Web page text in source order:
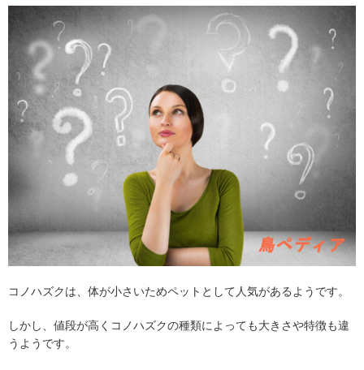
コノハズクは、体が小さいためペットとして人気があるようです。
しかし、値段が高くコノハズクの種類によっても大きさや特徴も違
うようです。